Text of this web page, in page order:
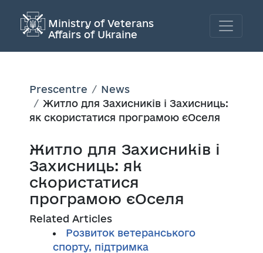
Ministry of Veterans
Affairs of Ukraine
Prescentre
News
Житло для Захисників і Захисниць:
як скористатися програмою єОселя
Житло для Захисників і
Захисниць: як
скористатися
програмою єОселя
Related Articles
Розвиток ветеранського
спорту, підтримка